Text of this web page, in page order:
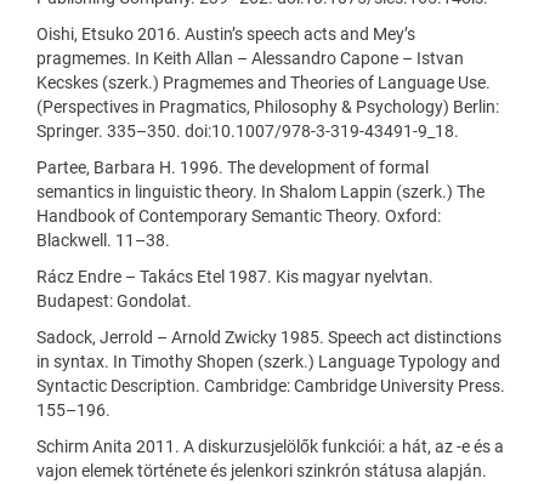
Oishi, Etsuko 2016. Austin’s speech acts and Mey’s
pragmemes. In Keith Allan – Alessandro Capone – Istvan
Kecskes (szerk.) Pragmemes and Theories of Language Use.
(Perspectives in Pragmatics, Philosophy & Psychology) Berlin:
Springer. 335–350. doi:10.1007/978-3-319-43491-9_18.
Partee, Barbara H. 1996. The development of formal
semantics in linguistic theory. In Shalom Lappin (szerk.) The
Handbook of Contemporary Semantic Theory. Oxford:
Blackwell. 11–38.
Rácz Endre – Takács Etel 1987. Kis magyar nyelvtan.
Budapest: Gondolat.
Sadock, Jerrold – Arnold Zwicky 1985. Speech act distinctions
in syntax. In Timothy Shopen (szerk.) Language Typology and
Syntactic Description. Cambridge: Cambridge University Press.
155–196.
Schirm Anita 2011. A diskurzusjelölők funkciói: a hát, az -e és a
vajon elemek története és jelenkori szinkrón státusa alapján.